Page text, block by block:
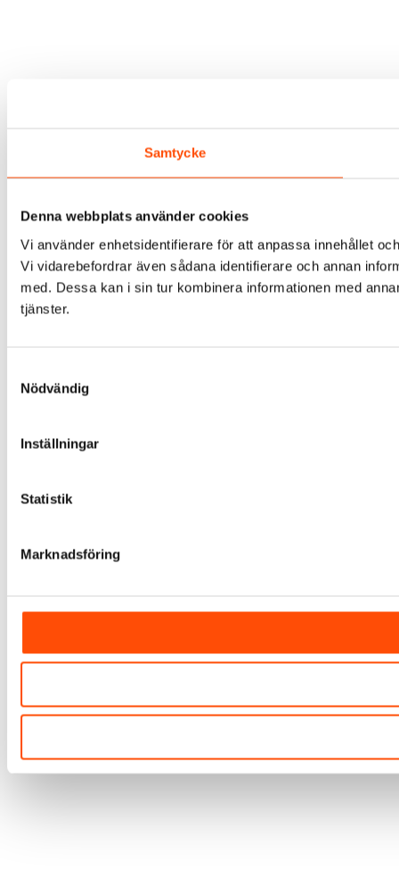
Samtycke
Denna webbplats använder cookies
Vi använder enhetsidentifierare för att anpassa innehållet
Vi vidarebefordrar även sådana identifierare och annan
med. Dessa kan i sin tur kombinera informationen med
tjänster.
Nödvändig
Inställningar
Statistik
Marknadsföring